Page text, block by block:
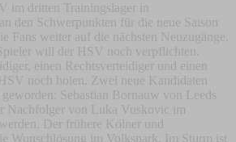
im dritten Trainingslager in
den Schwerpunkten für die neue Saison
Fans weiter auf die nächsten Neuzugänge.
will der HSV noch verpflichten.
einen Rechtsverteidiger und einen
noch holen. Zwei neue Kandidaten
Sebastian Bornauw von Leeds
Nachfolger von Luka Vuskovic im
Der frühere Kölner und
Wunschlösung im Volkspark. Im Sturm ist